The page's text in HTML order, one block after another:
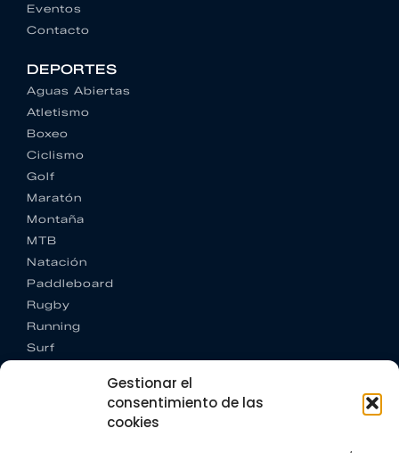
Gestionar el
consentimiento de las
cookies
Eventos
Contacto
DEPORTES
Aguas Abiertas
Atletismo
Boxeo
Ciclismo
Golf
Maratón
Montaña
MTB
Natación
Paddleboard
Rugby
Running
Surf
CONTACTO